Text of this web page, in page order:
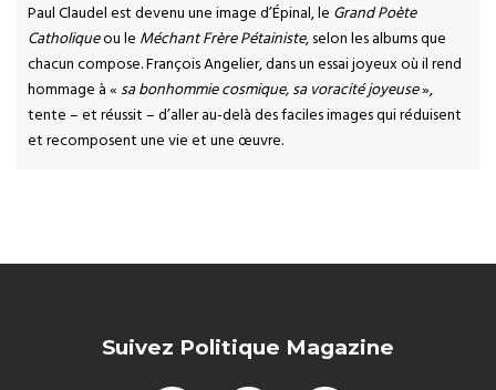
Paul Claudel est devenu une image d’Épinal, le Grand Poète
Catholiqueou le Méchant Frère Pétainiste, selon les albums que
chacun compose. François Angelier, dans un essai joyeux où il rend
hommage à « sa bonhommie cosmique, sa voracité joyeuse»,
tente – et réussit – d’aller au-delà des faciles images qui réduisent
et recomposent une vie et une œuvre.
Suivez Politique Magazine